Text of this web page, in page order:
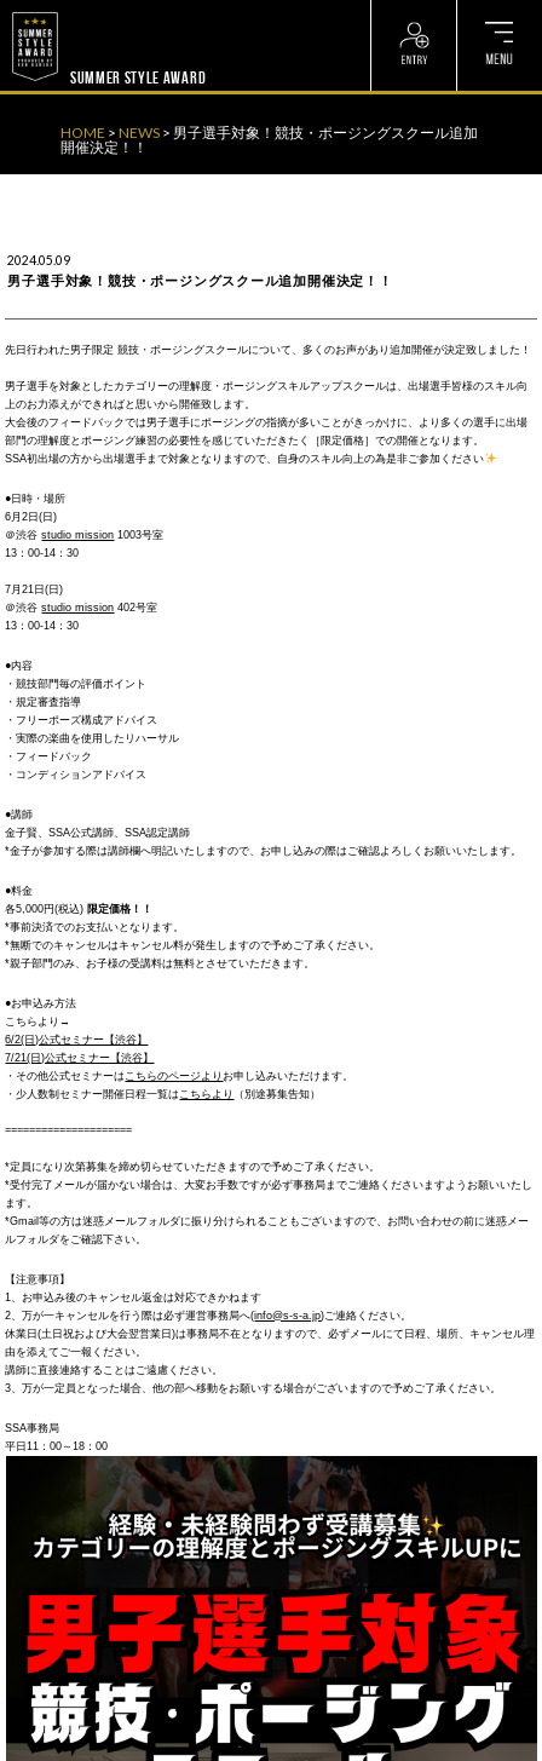
SUMMER STYLE AWARD
HOME > NEWS > 男子選手対象！競技・ポージングスクール追加
開催決定！！
2024.05.09
男子選手対象！競技・ポージングスクール追加開催決定！！
先日行われた男子限定 競技・ポージングスクールについて、多くのお声があり追加開催が決定致しました！
男子選手を対象としたカテゴリーの理解度・ポージングスキルアップスクールは、出場選手皆様のスキル向
上のお力添えができればと思いから開催致します。
大会後のフィードバックでは男子選手にポージングの指摘が多いことがきっかけに、より多くの選手に出場
部門の理解度とポージング練習の必要性を感じていただきたく［限定価格］での開催となります。
SSA初出場の方から出場選手まで対象となりますので、自身のスキル向上の為是非ご参加ください
●日時・場所
6月2日(日)
＠渋谷studio mission 1003号室
13：00-14：30
7月21日(日)
＠渋谷studio mission 402号室
13：00-14：30
●内容
・競技部門毎の評価ポイント
・規定審査指導
・フリーポーズ構成アドバイス
・実際の楽曲を使用したリハーサル
・フィードバック
・コンディションアドバイス
●講師
金子賢、SSA公式講師、SSA認定講師
*金子が参加する際は講師欄へ明記いたしますので、お申し込みの際はご確認よろしくお願いいたします。
●料金
各5,000円(税込) 限定価格！！
*事前決済でのお支払いとなります。
*無断でのキャンセルはキャンセル料が発生しますので予めご了承ください。
*親子部門のみ、お子様の受講料は無料とさせていただきます。
●お申込み方法
こちらより→
6/2(日)公式セミナー【渋谷】
7/21(日)公式セミナー【渋谷】
・その他公式セミナーは こちらのページよりお申し込みいただけます。
・少人数制セミナー開催日程一覧は こちらより （別途募集告知）
=====================
*定員になり次第募集を締め切らせていただきますので予めご了承ください。
*受付完了メールが届かない場合は、大変お手数ですが必ず事務局までご連絡くださいますようお願いいたし
ます。
*Gmail等の方は迷惑メールフォルダに振り分けられることもございますので、お問い合わせの前に迷惑メー
ルフォルダをご確認下さい。
【注意事項】
1、お申込み後のキャンセル返金は対応できかねます
2、万が一キャンセルを行う際は必ず運営事務局へ(info@s-s-a.jp)ご連絡ください。
休業日(土日祝および大会翌営業日)は事務局不在となりますので、必ずメールにて日程、場所、キャンセル理
由を添えてご一報ください。
講師に直接連絡することはご遠慮ください。
3、万が一定員となった場合、他の部へ移動をお願いする場合がございますので予めご了承ください。
SSA事務局
平日11：00～18：00